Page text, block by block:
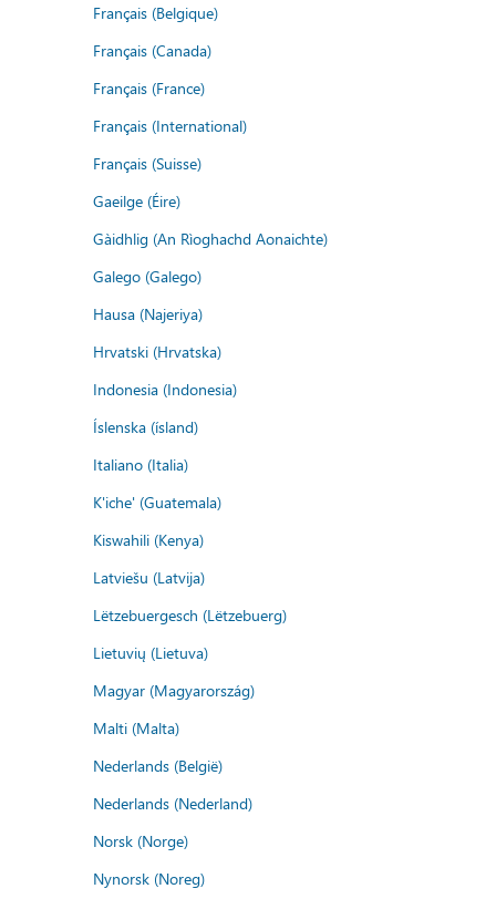
Français (Belgique)
Français (Canada)
Français (France)
Français (International)
Français (Suisse)
Gaeilge (Éire)
Gàidhlig (An Rìoghachd Aonaichte)
Galego (Galego)
Hausa (Najeriya)
Hrvatski (Hrvatska)
Indonesia (Indonesia)
Íslenska (ísland)
Italiano (Italia)
K'iche' (Guatemala)
Kiswahili (Kenya)
Latviešu (Latvija)
Lëtzebuergesch (Lëtzebuerg)
Lietuvių (Lietuva)
Magyar (Magyarország)
Malti (Malta)
Nederlands (België)
Nederlands (Nederland)
Norsk (Norge)
Nynorsk (Noreg)